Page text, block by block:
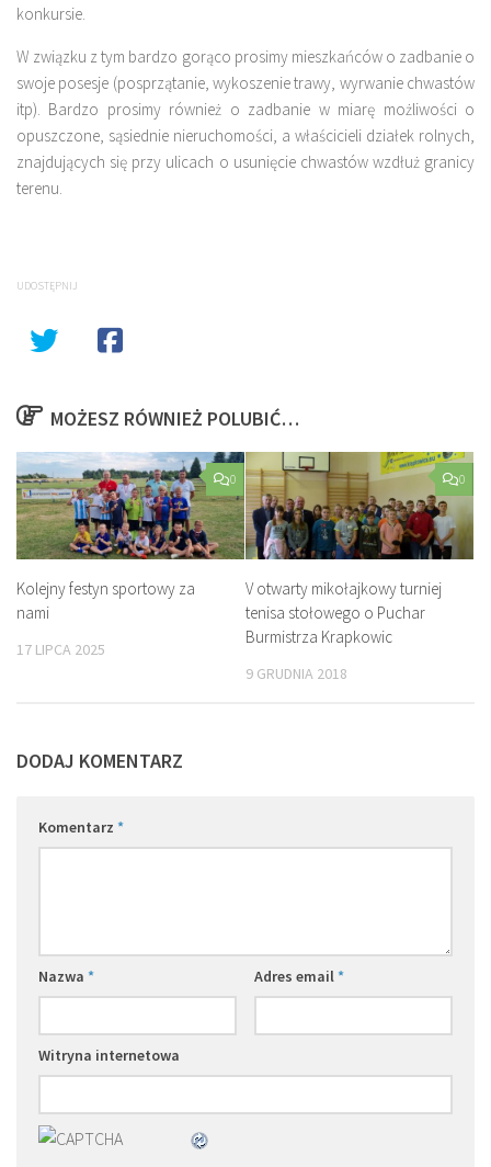
konkursie.
W związku z tym bardzo gorąco prosimy mieszkańców o zadbanie o
swoje posesje (posprzątanie, wykoszenie trawy, wyrwanie chwastów
itp). Bardzo prosimy również o zadbanie w miarę możliwości o
opuszczone, sąsiednie nieruchomości, a właścicieli działek rolnych,
znajdujących się przy ulicach o usunięcie chwastów wzdłuż granicy
terenu.
UDOSTĘPNIJ
MOŻESZ RÓWNIEŻ POLUBIĆ…
0
Kolejny festyn sportowy za
nami
17 LIPCA 2025
0
V otwarty mikołajkowy turniej
tenisa stołowego o Puchar
Burmistrza Krapkowic
9 GRUDNIA 2018
DODAJ KOMENTARZ
Komentarz *
Nazwa * Adres email*
Witryna internetowa